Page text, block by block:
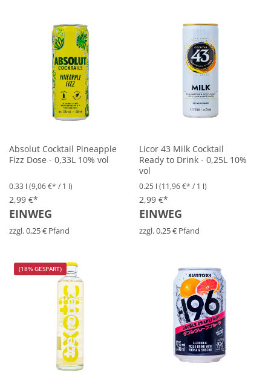
Absolut Cocktail Pineapple
Fizz Dose - 0,33L 10% vol
0.33 l (9,06 €* / 1 l)
2,99 €*
EINWEG
zzgl. 0,25 € Pfand
Licor 43 Milk Cocktail
Ready to Drink - 0,25L 10%
vol
0.25 l (11,96 €* / 1 l)
2,99 €*
EINWEG
zzgl. 0,25 € Pfand
(18% GESPART)